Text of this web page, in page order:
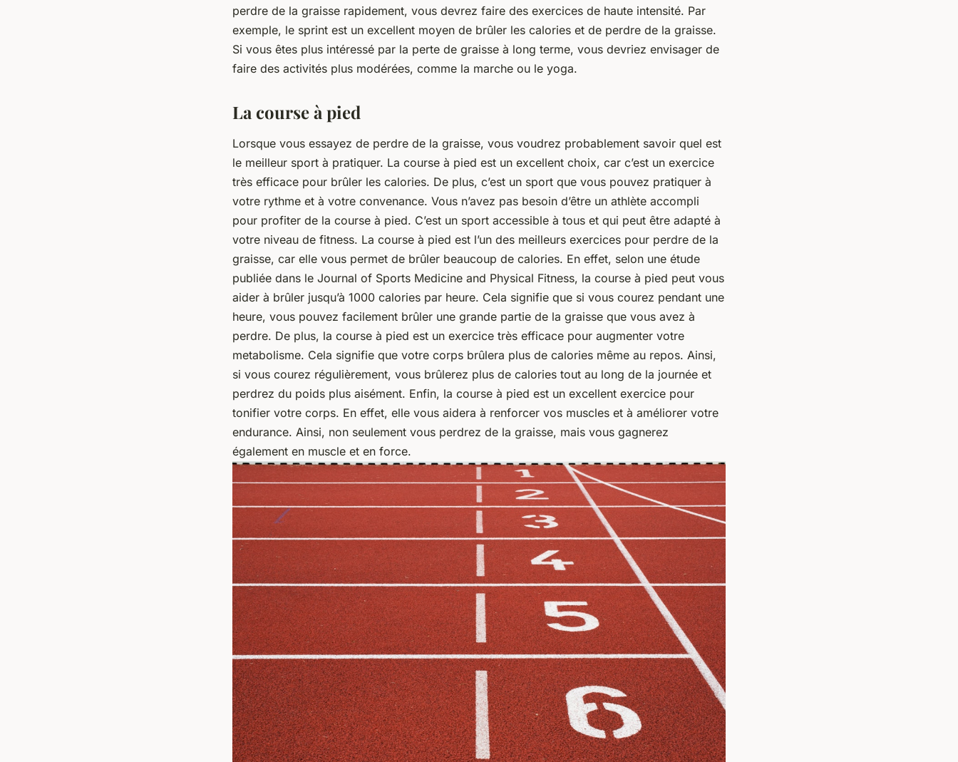
perdre de la graisse rapidement, vous devrez faire des exercices de haute intensité. Par
exemple, le sprint est un excellent moyen de brûler les calories et de perdre de la graisse.
Si vous êtes plus intéressé par la perte de graisse à long terme, vous devriez envisager de
faire des activités plus modérées, comme la marche ou le yoga.
La course à pied
Lorsque vous essayez de perdre de la graisse, vous voudrez probablement savoir quel est
le meilleur sport à pratiquer. La course à pied est un excellent choix, car c’est un exercice
très efficace pour brûler les calories. De plus, c’est un sport que vous pouvez pratiquer à
votre rythme et à votre convenance. Vous n’avez pas besoin d’être un athlète accompli
pour profiter de la course à pied. C’est un sport accessible à tous et qui peut être adapté à
votre niveau de fitness. La course à pied est l’un des meilleurs exercices pour perdre de la
graisse, car elle vous permet de brûler beaucoup de calories. En effet, selon une étude
publiée dans le Journal of Sports Medicine and Physical Fitness, la course à pied peut vous
aider à brûler jusqu’à 1000 calories par heure. Cela signifie que si vous courez pendant une
heure, vous pouvez facilement brûler une grande partie de la graisse que vous avez à
perdre. De plus, la course à pied est un exercice très efficace pour augmenter votre
metabolisme. Cela signifie que votre corps brûlera plus de calories même au repos. Ainsi,
si vous courez régulièrement, vous brûlerez plus de calories tout au long de la journée et
perdrez du poids plus aisément. Enfin, la course à pied est un excellent exercice pour
tonifier votre corps. En effet, elle vous aidera à renforcer vos muscles et à améliorer votre
endurance. Ainsi, non seulement vous perdrez de la graisse, mais vous gagnerez
également en muscle et en force.